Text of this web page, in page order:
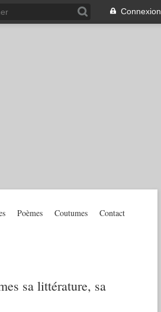
Connexion
sa littérature, sa
Poèmes Coutumes Contact